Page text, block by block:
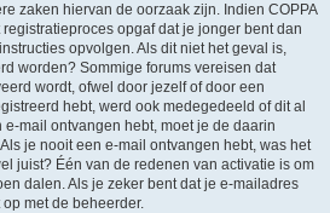
zaken hiervan de oorzaak zijn. Indien COPPA
opgaf dat je jonger bent dan
opvolgen. Als dit niet het geval is,
worden? Sommige forums vereisen dat
wordt, ofwel door jezelf of door een
hebt, werd ook medegedeeld of dit al
mail ontvangen hebt, moet je de daarin
je nooit een e-mail ontvangen hebt, was het
juist? Één van de redenen van activatie is om
dalen. Als je zeker bent dat je e-mailadres
met de beheerder.